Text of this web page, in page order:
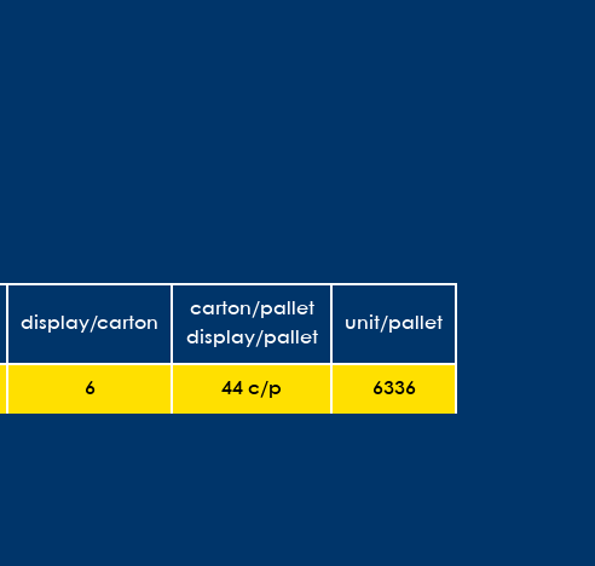
display/carton
carton/pallet
display/pallet
unit/pallet
6 44 c/p 6336